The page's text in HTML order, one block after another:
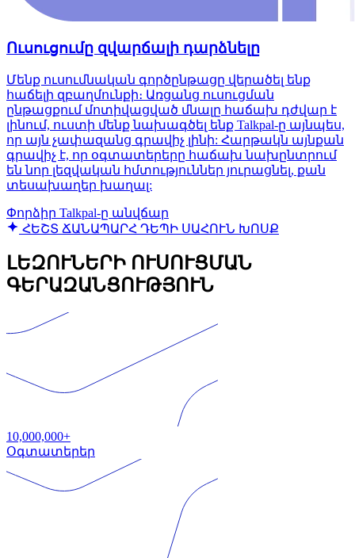
Ուսուցումը զվարճալի դարձնելը
Մենք ուսումնական գործընթացը վերածել ենք
հաճելի զբաղմունքի։ Առցանց ուսուցման
ընթացքում մոտիվացված մնալը հաճախ դժվար է
լինում, ուստի մենք նախագծել ենք Talkpal-ը այնպես,
որ այն չափազանց գրավիչ լինի: Հարթակն այնքան
գրավիչ է, որ օգտատերերը հաճախ նախընտրում
են նոր լեզվական հմտություններ յուրացնել, քան
տեսախաղեր խաղալ:
Փորձիր Talkpal-ը անվճար
ՀԵՇՏ ՃԱՆԱՊԱՐՀ ԴԵՊԻ ՍԱՀՈՒՆ ԽՈՍՔ
ԼԵԶՈՒՆԵՐԻ ՈՒՍՈՒՑՄԱՆ
ԳԵՐԱԶԱՆՑՈՒԹՅՈՒՆ
10,000,000+
Օգտատերեր